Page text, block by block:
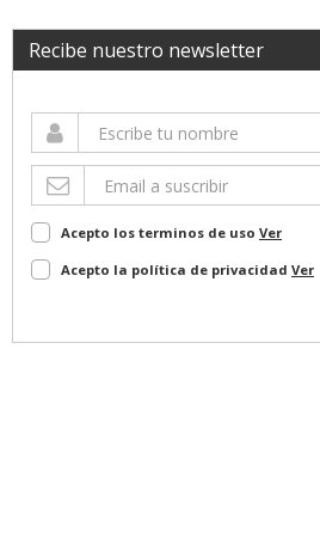
Recibe nuestro newsletter
Acepto los terminos de uso Ver
Acepto la política de privacidad Ver